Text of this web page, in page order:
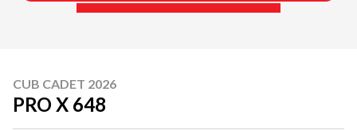
CUB CADET 2026
PRO X 648